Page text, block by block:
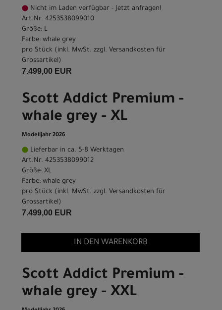
Nicht im Laden verfügbar - Jetzt anfragen!
Art.Nr. 4253538099010
Größe: L
Farbe: whale grey
pro Stück (inkl. MwSt. zzgl. Versandkosten für
Grossartikel)
7.499,00 EUR
Scott Addict Premium -
whale grey - XL
Modelljahr 2026
Lieferbar in ca. 5-8 Werktagen
Art.Nr. 4253538099012
Größe: XL
Farbe: whale grey
pro Stück (inkl. MwSt. zzgl. Versandkosten für
Grossartikel)
7.499,00 EUR
IN DEN WARENKORB
Scott Addict Premium -
whale grey - XXL